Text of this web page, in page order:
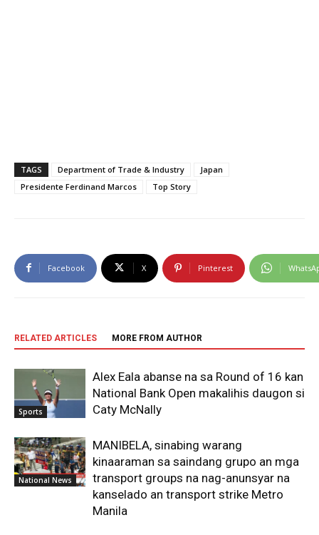
TAGS Department of Trade & Industry
Japan
Presidente Ferdinand Marcos
Top Story
Facebook X Pinterest
RELATED ARTICLES MORE FROM AUTHOR
Sports
Alex Eala abanse na sa Round of 16 kan
National Bank Open makalihis daugon si
Caty McNally
National News
MANIBELA, sinabing warang
kinaaraman sa saindang grupo an mga
transport groups na nag-anunsyar na
kanselado an transport strike Metro
Manila